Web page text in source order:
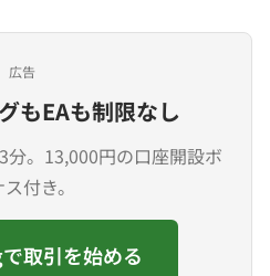
広告
もEAも制限なし
分。13,000円の口座開設ボ
付き。
取引を始める